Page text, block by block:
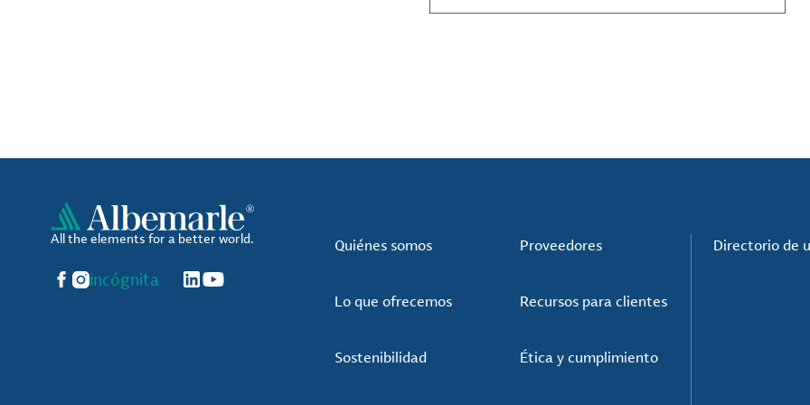
compuestos de materiales y mucho más.
All the elements for a better world.
Facebook
Instagram
incógnita LinkedIn
YouTube
Quiénes somos
Lo que ofrecemos
Sostenibilidad
Proveedores
Recursos para clientes
Ética y cumplimiento
Directorio de